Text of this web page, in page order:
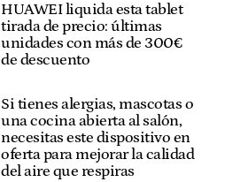
HUAWEI liquida esta tablet
tirada de precio: últimas
unidades con más de 300€
de descuento
Si tienes alergias, mascotas o
una cocina abierta al salón,
necesitas este dispositivo en
oferta para mejorar la calidad
del aire que respiras